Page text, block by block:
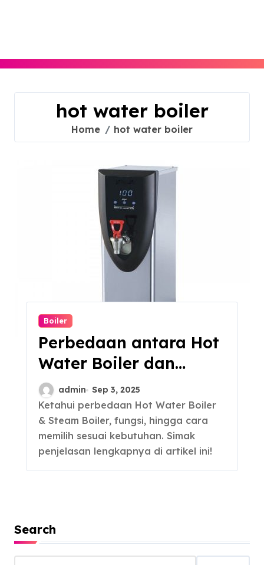
hot water boiler
Home hot water boiler
Boiler
Perbedaan antara Hot
Water Boiler dan
Steam Boiler
admin Sep 3, 2025
Ketahui perbedaan Hot Water Boiler
& Steam Boiler, fungsi, hingga cara
memilih sesuai kebutuhan. Simak
penjelasan lengkapnya di artikel ini!
Search